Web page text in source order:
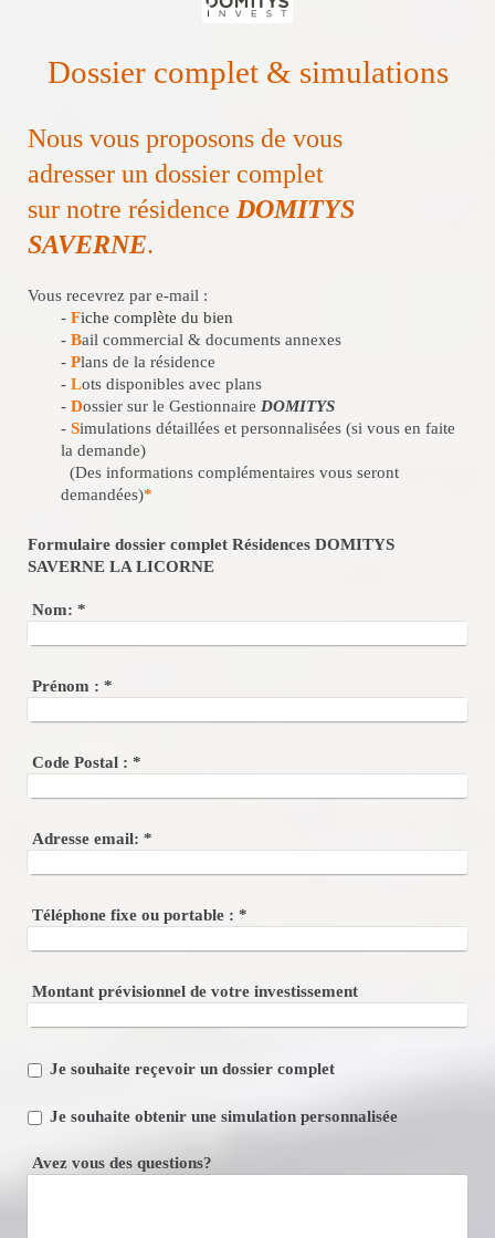
Dossier complet & simulations
Nous vous proposons de vous
adresser un dossier complet
sur notre résidence DOMITYS
SAVERNE.
Vous recevrez par e-mail :
- Fiche complète du bien
- Bail commercial & documents annexes
- Plans de la résidence
- Lots disponibles avec plans
- Dossier sur le Gestionnaire DOMITYS
- Simulations détaillées et personnalisées (si vous en faite
la demande)
(Des informations complémentaires vous seront
demandées)*
Formulaire dossier complet Résidences DOMITYS
SAVERNE LA LICORNE
Nom: *
Prénom : *
Code Postal : *
Adresse email: *
Téléphone fixe ou portable : *
Montant prévisionnel de votre investissement
Je souhaite reçevoir un dossier complet
Je souhaite obtenir une simulation personnalisée
Avez vous des questions?